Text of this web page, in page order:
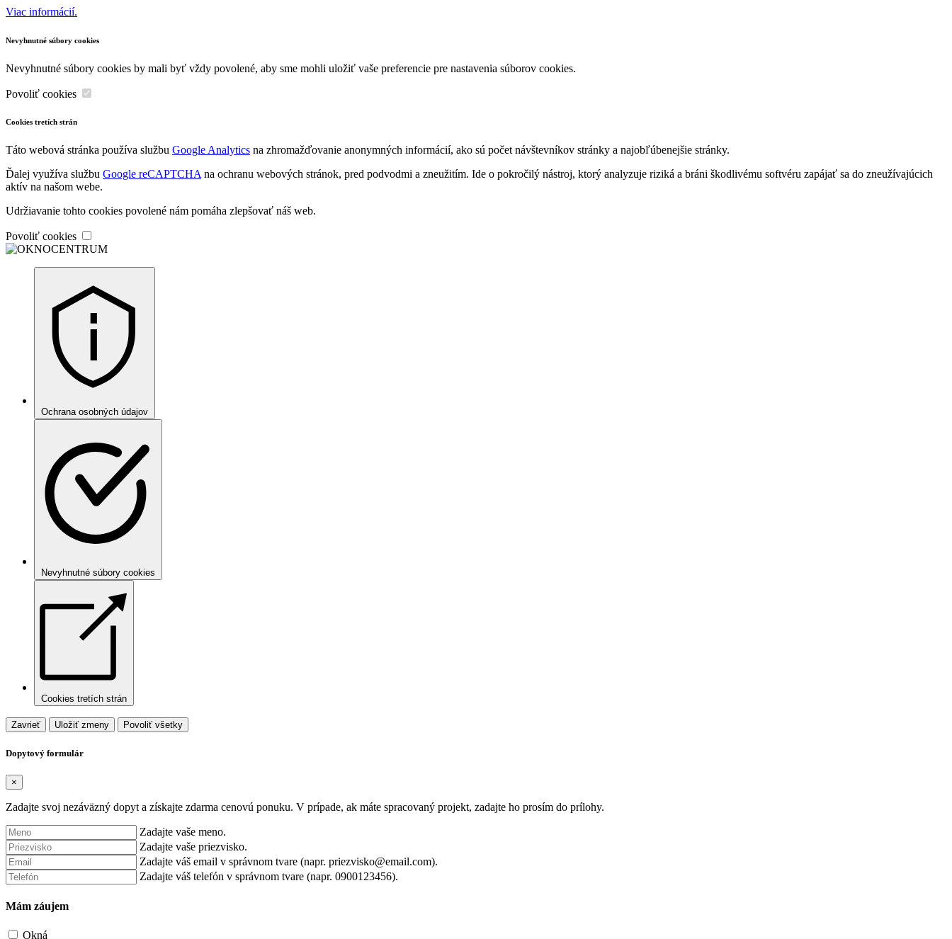
Viac informácií.
Nevyhnutné súbory cookies
Nevyhnutné súbory cookies by mali byť vždy povolené, aby sme mohli uložiť vaše preferencie pre nastavenia súborov cookies.
Povoliť cookies
Cookies tretích strán
Táto webová stránka používa službu Google Analytics na zhromažďovanie anonymných informácií, ako sú počet návštevníkov stránky a najobľúbenejšie stránky.
Ďalej využíva službu Google reCAPTCHAna ochranu webových stránok, pred podvodmi a zneužitím. Ide o pokročilý nástroj, ktorý analyzuje riziká a bráni škodlivému softvéru zapájať sa do zneužívajúcich
aktív na našom webe.
Udržiavanie tohto cookies povolené nám pomáha zlepšovať náš web.
Povoliť cookies
Ochrana osobných údajov
Nevyhnutné súbory cookies
Cookies tretích strán
Zavrieť Uložiť zmeny Povoliť všetky
Dopytový formulár
×
Zadajte svoj nezáväzný dopyt a získajte zdarma cenovú ponuku. V prípade, ak máte spracovaný projekt, zadajte ho prosím do prílohy.
Zadajte vaše meno.
Zadajte vaše priezvisko.
Zadajte váš email v správnom tvare (napr. priezvisko@email.com).
Zadajte váš telefón v správnom tvare (napr. 0900123456).
Mám záujem
Okná